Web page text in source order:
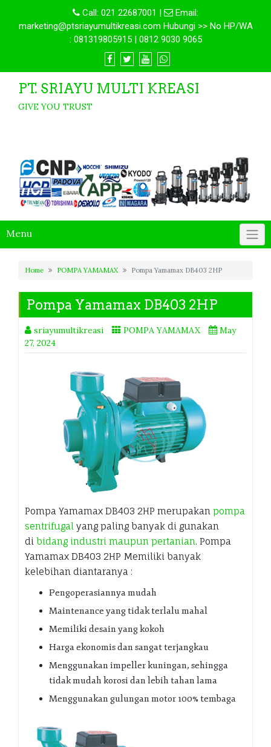
Call: 021 22687001 |
Email:
marketing@ptsriayumultikreasi.com Hubungi >> No HP/WA
: 081319805915 | 0812 9030 9065
PT. SRIAYU MULTI KREASI
GIVE YOU TRUST
Menu
Home POMPA YAMAMAX Pompa Yamamax DB403 2HP
Pompa Yamamax DB403 2HP
sriayumultikreasi POMPA YAMAMAX
May
27, 2024
Pompa Yamamax DB403 2HP merupakan pompa
sentrifugal yang paling banyak di gunakan
di bidang industri maupun pertanian. Pompa
Yamamax DB403 2HP Memiliki banyak
kelebihan diantaranya :
Pengoperasiannya mudah
Maintenance yang tidak terlalu mahal
Memiliki desain yang kokoh
Harga ekonomis dan sangat terjangkau
Menggunakan impeller kuningan, sehingga
tidak mudah korosi dan lebih tahan lama
Menggunakan gulungan motor 100% tembaga